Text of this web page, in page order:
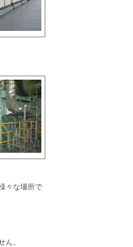
々な場所で
ん。